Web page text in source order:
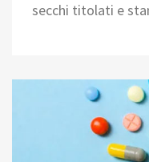
secchi titolati e